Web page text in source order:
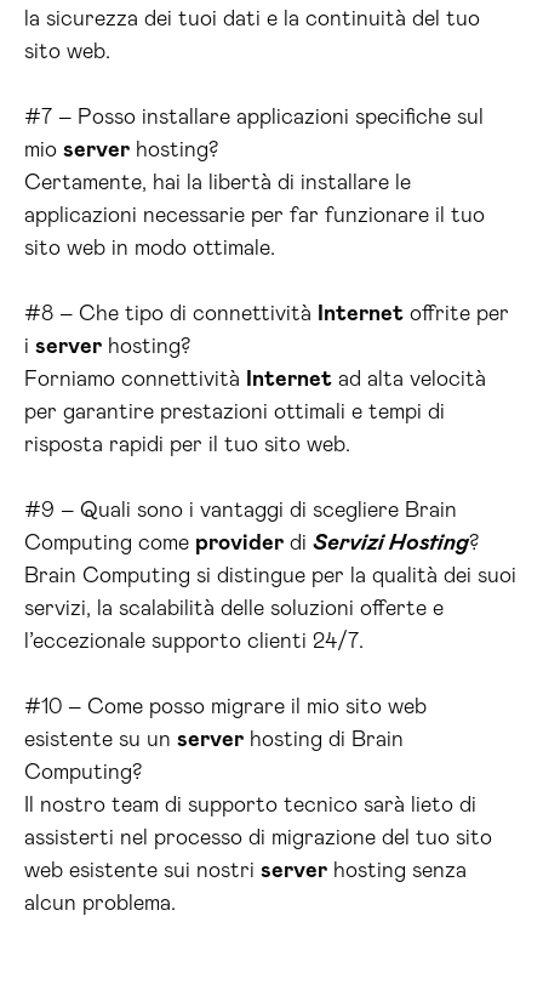
la sicurezza dei tuoi dati e la continuità del tuo
sito web.
#7 – Posso installare applicazioni specifiche sul
mio server hosting?
Certamente, hai la libertà di installare le
applicazioni necessarie per far funzionare il tuo
sito web in modo ottimale.
#8 – Che tipo di connettività Internet offrite per
i server hosting?
Forniamo connettività
Internet ad alta velocità
per garantire prestazioni ottimali e tempi di
risposta rapidi per il tuo sito web.
#9 – Quali sono i vantaggi di scegliere Brain
Computing come provider di Servizi Hosting?
Brain Computing si distingue per la qualità dei suoi
servizi, la scalabilità delle soluzioni offerte e
l’eccezionale supporto clienti 24/7.
#10 – Come posso migrare il mio sito web
esistente su un server hosting di Brain
Computing?
Il nostro team di supporto tecnico sarà lieto di
assisterti nel processo di migrazione del tuo sito
web esistente sui nostri server hosting senza
alcun problema.